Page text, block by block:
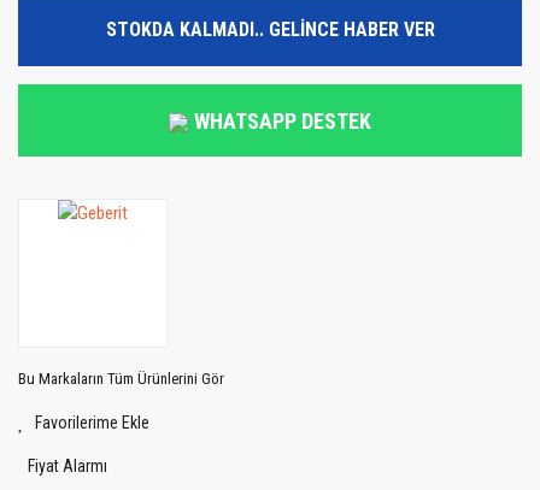
STOKDA KALMADI.. GELİNCE HABER VER
WHATSAPP DESTEK
Bu Markaların Tüm Ürünlerini Gör
Fiyat Alarmı